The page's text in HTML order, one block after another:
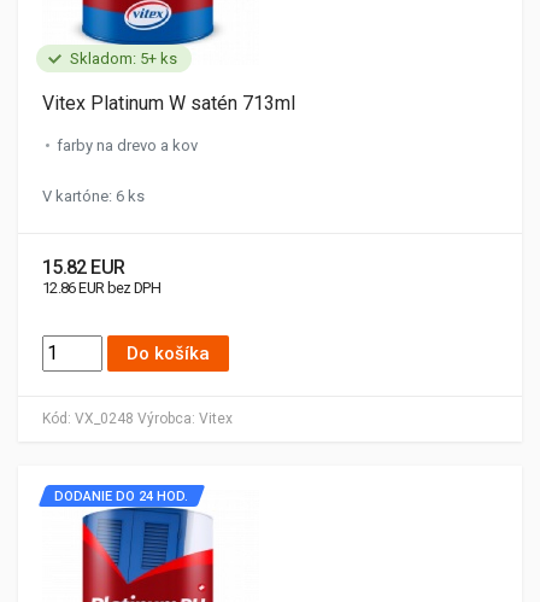
Skladom: 5+ ks
Kód: VX_0248 Výrobca: Vitex
Vitex Platinum W satén 713ml
farby na drevo a kov
V kartóne: 6 ks
15.82 EUR
12.86 EUR bez DPH
Do košíka
DODANIE DO 24 HOD.